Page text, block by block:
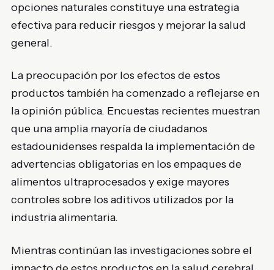
opciones naturales constituye una estrategia
efectiva para reducir riesgos y mejorar la salud
general.
La preocupación por los efectos de estos
productos también ha comenzado a reflejarse en
la opinión pública. Encuestas recientes muestran
que una amplia mayoría de ciudadanos
estadounidenses respalda la implementación de
advertencias obligatorias en los empaques de
alimentos ultraprocesados y exige mayores
controles sobre los aditivos utilizados por la
industria alimentaria.
Mientras continúan las investigaciones sobre el